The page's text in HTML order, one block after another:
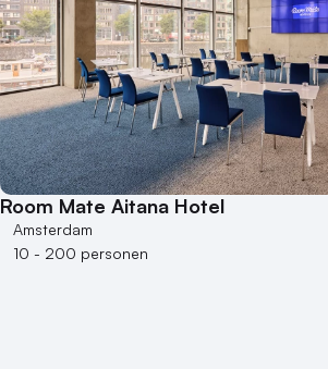
Room Mate Aitana Hotel
Amsterdam
10 - 200 personen